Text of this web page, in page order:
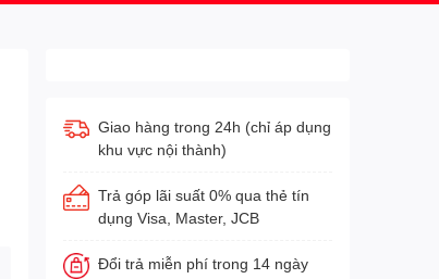
Giao hàng trong 24h (chỉ áp dụng
khu vực nội thành)
Trả góp lãi suất 0% qua thẻ tín
dụng Visa, Master, JCB
Đổi trả miễn phí trong 14 ngày